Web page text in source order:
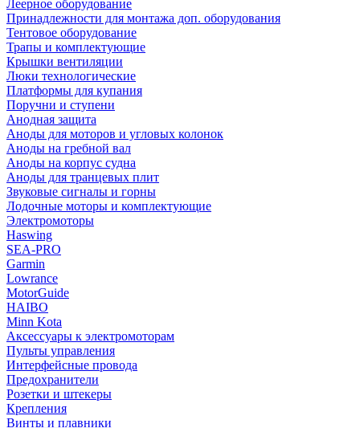
Леерное оборудование
Принадлежности для монтажа доп. оборудования
Тентовое оборудование
Трапы и комплектующие
Крышки вентиляции
Люки технологические
Платформы для купания
Поручни и ступени
Анодная защита
Аноды для моторов и угловых колонок
Аноды на гребной вал
Аноды на корпус судна
Аноды для транцевых плит
Звуковые сигналы и горны
Лодочные моторы и комплектующие
Электромоторы
Haswing
SEA-PRO
Garmin
Lowrance
MotorGuide
HAIBO
Minn Kota
Аксессуары к электромоторам
Пульты управления
Интерфейсные провода
Предохранители
Розетки и штекеры
Крепления
Винты и плавники